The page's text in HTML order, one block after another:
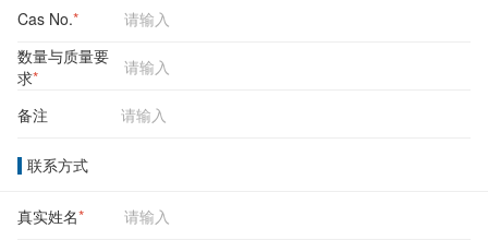
Cas No.*
数量与质量要
求*
备注
联系方式
真实姓名*